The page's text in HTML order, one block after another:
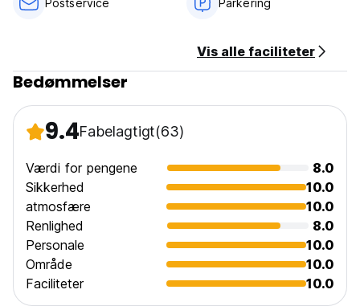
første nat af dit ophold.
Check ind fra 16:00 til 23:00.
Betaling ved ankomst med kontanter, kreditkort, debetkort.
Vi tager forhåndsgodkendelse ved ankomst.
Skatter inkluderet.
Intet udgangsforbud.
Børnevenlig. (Auto-translated from original language)
Postservice Parkering
Vis alle faciliteter
Bedømmelser
9.4Fabelagtigt(63)
Værdi for pengene
8.0
Sikkerhed
10.0
atmosfære
10.0
Renlighed
8.0
Personale
10.0
Område
10.0
Faciliteter
10.0